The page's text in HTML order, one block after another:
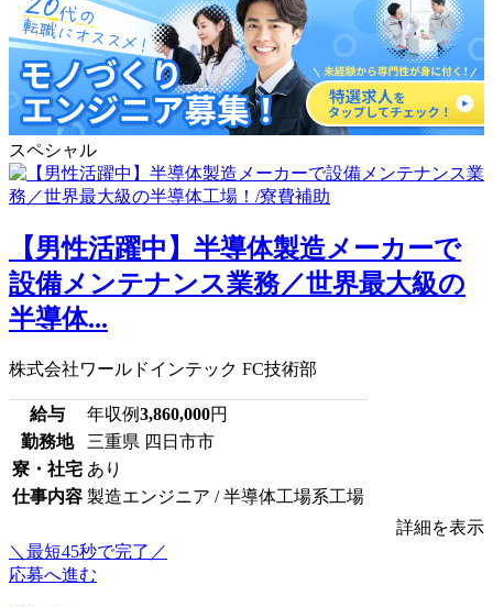
スペシャル
【男性活躍中】半導体製造メーカーで
設備メンテナンス業務／世界最大級の
半導体...
株式会社ワールドインテック FC技術部
給与 年収例3,860,000円
勤務地
三重県 四日市市
寮・社宅 あり
仕事内容 製造エンジニア / 半導体工場系工場
詳細を表示
＼最短45秒で完了／
応募へ進む